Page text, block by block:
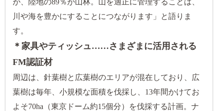
川や海を豊かにすることにつながります」と語りま
す。
＊家具やティッシュ……さまざまに活用される
FM認証材
周辺は、針葉樹と広葉樹のエリアが混在しており、広
葉樹は毎年、小規模な面積を伐採し、13年間かけてお
よそ70ha（東京ドーム約15個分）を伐採する計画。ナ